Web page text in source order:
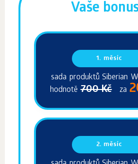
Vaše
1. měsíc
sada produktů Siberian
hodnotě700 Kč za
2. měsíc